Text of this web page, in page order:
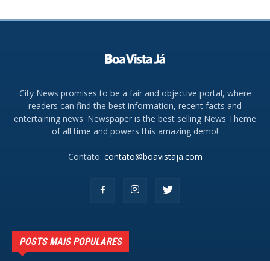
City News promises to be a fair and objective portal, where
readers can find the best information, recent facts and
entertaining news. Newspaper is the best selling News Theme
of all time and powers this amazing demo!
Contato: contato@boavistaja.com
POSTS MAIS POPULARES